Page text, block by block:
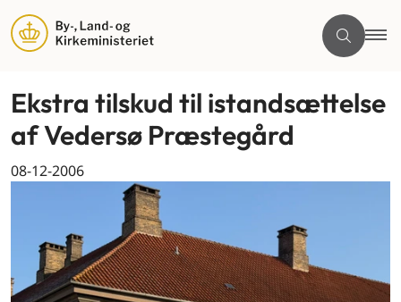
Ekstra tilskud til istandsættelse
af Vedersø Præstegård
08-12-2006